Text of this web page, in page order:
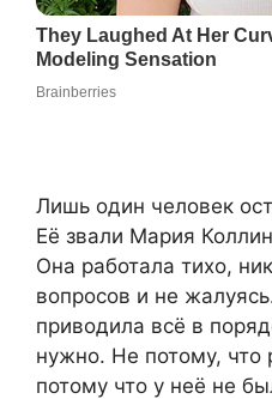
Лишь один человек
Её звали Мария
Она работала тихо,
вопросов и не
приводила всё в
нужно. Не потому, что
потому что у неё не